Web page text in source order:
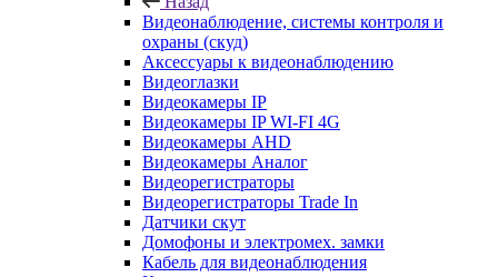
Видеонаблюдение, системы контроля и
охраны (скуд)
Аксессуары к видеонаблюдению
Видеоглазки
Видеокамеры IP
Видеокамеры IP WI-FI 4G
Видеокамеры AHD
Видеокамеры Аналог
Видеорегистраторы
Видеорегистраторы Trade In
Датчики скут
Домофоны и электромех. замки
Кабель для видеонаблюдения